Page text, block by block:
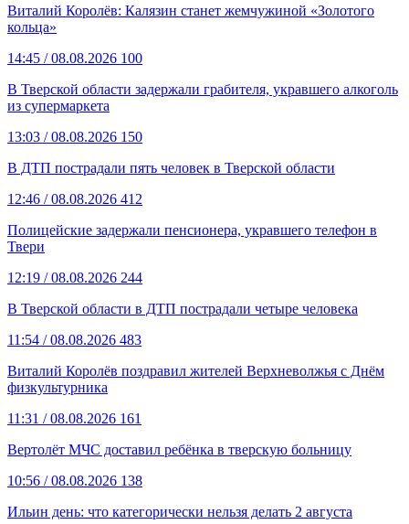
Виталий Королёв: Калязин станет жемчужиной «Золотого
кольца»
14:45 / 08.08.2026 100
В Тверской области задержали грабителя, укравшего алкоголь
из супермаркета
13:03 / 08.08.2026 150
В ДТП пострадали пять человек в Тверской области
12:46 / 08.08.2026 412
Полицейские задержали пенсионера, укравшего телефон в
Твери
12:19 / 08.08.2026 244
В Тверской области в ДТП пострадали четыре человека
11:54 / 08.08.2026 483
Виталий Королёв поздравил жителей Верхневолжья с Днём
физкультурника
11:31 / 08.08.2026 161
Вертолёт МЧС доставил ребёнка в тверскую больницу
10:56 / 08.08.2026 138
Ильин день: что категорически нельзя делать 2 августа